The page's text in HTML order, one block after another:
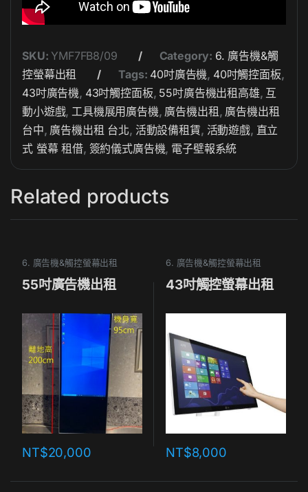
SKU: YMF7FB8/09 Category: 6. 廣告機&觸
控螢幕出租
Tags: 40吋廣告機, 40吋觸控面板,
43吋廣告機, 43吋觸控面板, 55吋廣告機出租高雄, 互
動小遊戲, 工具機展用廣告機, 廣告機出租 , 廣告機出租
台中, 廣告機出租 台北, 活動設備租賃, 活動遊戲, 直立
式 螢幕 租借, 簽約儀式廣告機, 電子壁報系統
Related products
6. 廣告機&觸控螢幕出租
55吋廣告機出租
NT$20,000
6. 廣告機&觸控螢幕出租
43吋觸控螢幕出租
NT$8,000